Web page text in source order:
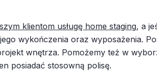
klientom usługę home staging, a
wykończenia oraz wyposażenia.
wnętrza. Pomożemy też w
posiadać stosowną polisę.